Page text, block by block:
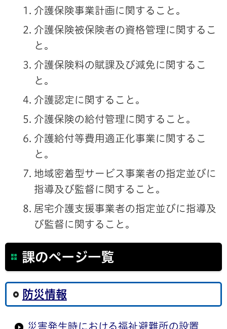
介護保険事業計画に関すること。
介護保険被保険者の資格管理に関するこ
と。
介護保険料の賦課及び減免に関するこ
と。
介護認定に関すること。
介護保険の給付管理に関すること。
介護給付等費用適正化事業に関するこ
と。
地域密着型サービス事業者の指定並びに
指導及び監督に関すること。
居宅介護支援事業者の指定並びに指導及
び監督に関すること。
課のページ一覧
防災情報
災害発生時における福祉避難所の設置